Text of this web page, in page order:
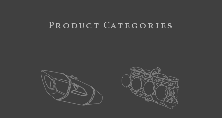
Product Categories